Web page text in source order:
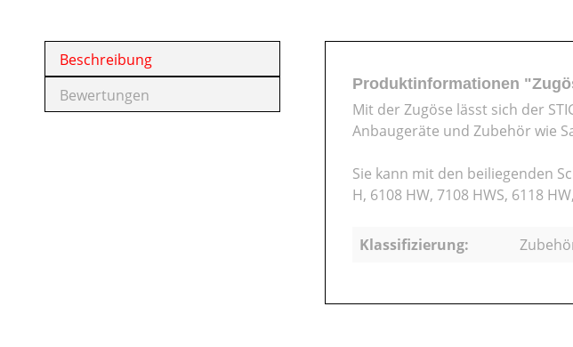
Beschreibung
Bewertungen
Produktinformationen
Mit der Zugöse lässt sich der
Anbaugeräte und Zubehör wie
Sie kann mit den beiliegenden
H, 6108 HW, 7108 HWS, 6118
Klassifizierung: